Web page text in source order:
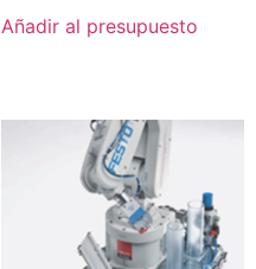
Añadir al presupuesto